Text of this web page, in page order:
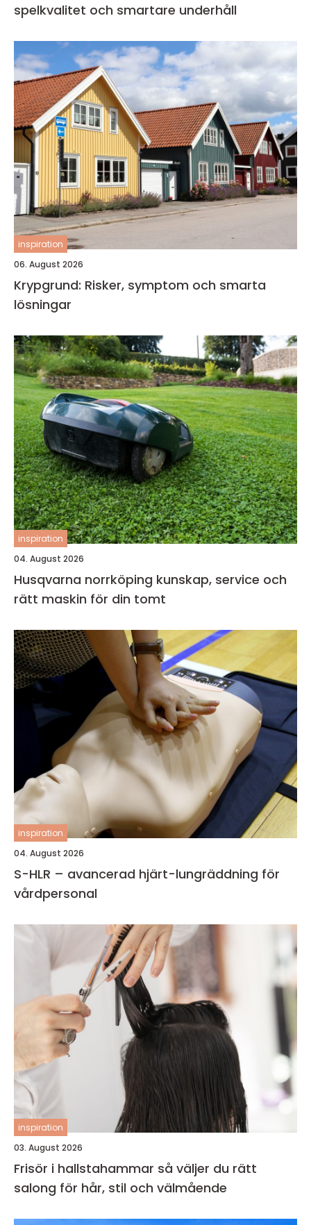
spelkvalitet och smartare underhåll
inspiration
06. August 2026
Krypgrund: Risker, symptom och smarta
lösningar
inspiration
04. August 2026
Husqvarna norrköping kunskap, service och
rätt maskin för din tomt
inspiration
04. August 2026
S-HLR – avancerad hjärt-lungräddning för
vårdpersonal
inspiration
03. August 2026
Frisör i hallstahammar så väljer du rätt
salong för hår, stil och välmående